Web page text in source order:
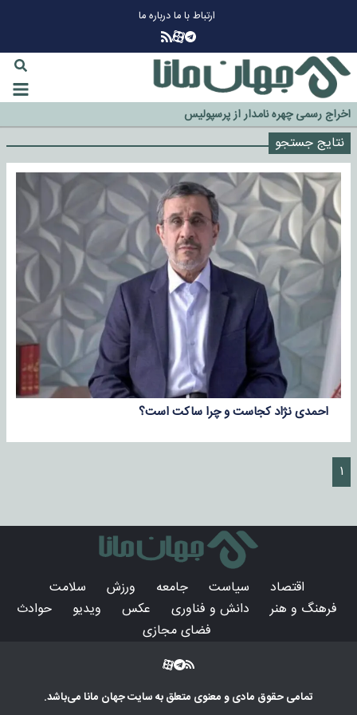
ارتباط با مادرباره ما
گزینه جدایی اوسمار روی میز مدیران پرسپولیس
آیا رئیس جمهور آمریکا قانون را دور می‌زند؟
اخراج رسمی چهره نامدار از پرسپولیس
سازمان اطلاعات سپاه: پروژه دولت ترامپ برای مهار چین، روسیه و اروپا شکست
خورد
نتایج جستجو
احمدی نژاد کجاست و چرا ساکت است؟
۱
اقتصاد سیاست جامعه ورزش
سلامت
فرهنگ و هنر
دانش و فناوری عکس ویدیو
حوادث
فضای مجازی
تمامی حقوق مادی و معنوی متعلق به سایتجهان مانامی‌باشد.